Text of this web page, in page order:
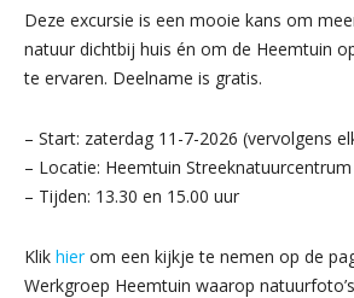
Deze excursie is een mooie kans om
natuur dichtbij huis én om de Heemtuin
te ervaren. Deelname is gratis.
– Start: zaterdag 11-7-2026 (vervolgens
– Locatie: Heemtuin
– Tijden: 13.30 en 15.00 uur
Klik hierom een kijkje te nemen op de
Werkgroep Heemtuin waarop